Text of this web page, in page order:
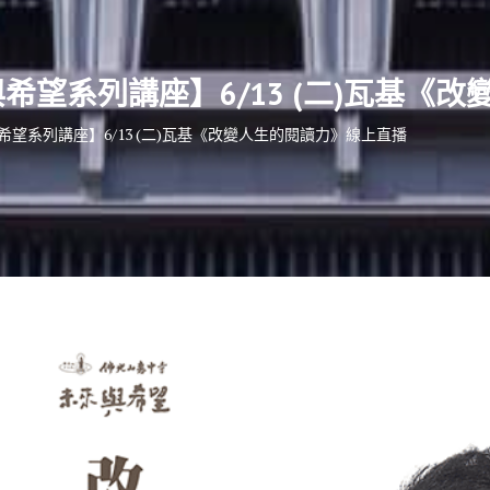
望系列講座】6/13 (二)瓦基《改
望系列講座】6/13 (二)瓦基《改變人生的閱讀力》線上直播